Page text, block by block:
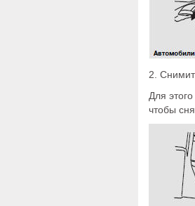
2.
Для
чтобы